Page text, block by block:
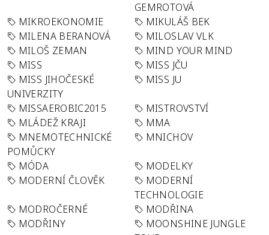
GEMROTOVÁ
MIKROEKONOMIE
MIKULÁŠ BEK
MILENA BERANOVÁ
MILOSLAV VLK
MILOŠ ZEMAN
MIND YOUR MIND
MISS
MISS JČU
MISS JIHOČESKÉ
UNIVERZITY
MISS JU
MISSAEROBIC2015
MISTROVSTVÍ
MLÁDEŽ KRAJI
MMA
MNEMOTECHNICKÉ
POMŮCKY
MNICHOV
MÓDA
MODELKY
MODERNÍ ČLOVĚK
MODERNÍ
TECHNOLOGIE
MODROČERNÉ
MODŘINA
MODŘINY
MOONSHINE JUNGLE